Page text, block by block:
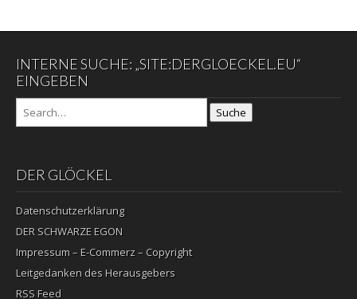
INTERNE SUCHE: „SITE:DERGLOECKEL.EU“
EINGEBEN
Suche
DER GLÖCKEL
Datenschutzerklärung
DER SCHWARZE EGON
Impressum – E-Commerz – Copyright
Leitgedanken des Herausgebers
RSS Feed